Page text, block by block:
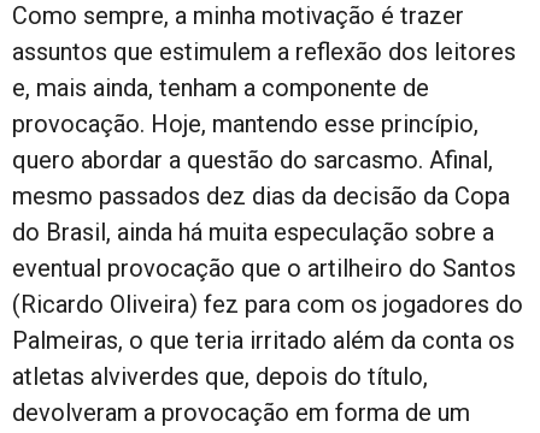
Como sempre, a minha motivação é trazer
assuntos que estimulem a reflexão dos leitores
e, mais ainda, tenham a componente de
provocação. Hoje, mantendo esse princípio,
quero abordar a questão do sarcasmo. Afinal,
mesmo passados dez dias da decisão da Copa
do Brasil, ainda há muita especulação sobre a
eventual provocação que o artilheiro do Santos
(Ricardo Oliveira) fez para com os jogadores do
Palmeiras, o que teria irritado além da conta os
atletas alviverdes que, depois do título,
devolveram a provocação em forma de um